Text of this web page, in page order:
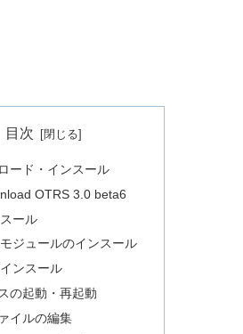
目次
ード・インスール
OTRS 3.0 beta6
ール
ジュールのインスール
ンスール
の起動・再起動
イルの編集